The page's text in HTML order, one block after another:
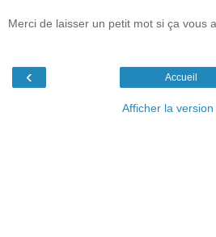
Merci de laisser un petit mot si ça vous
‹ Accueil
Afficher la version